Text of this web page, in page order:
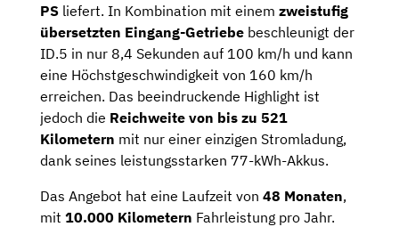
PS liefert. In Kombination mit einem zweistufig
übersetzten Eingang-Getriebe beschleunigt der
ID.5 in nur 8,4 Sekunden auf 100 km/h und kann
eine Höchstgeschwindigkeit von 160 km/h
erreichen. Das beeindruckende Highlight ist
jedoch die Reichweite von bis zu 521
Kilometern mit nur einer einzigen Stromladung,
dank seines leistungsstarken 77-kWh-Akkus.
Das Angebot hat eine Laufzeit von 48 Monaten,
mit 10.000 Kilometern Fahrleistung pro Jahr.